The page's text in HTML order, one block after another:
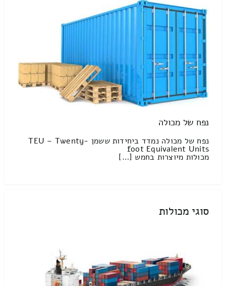
נפח של מכולה
נפח של מכולה נמדד ביחידות ששמן TEU – Twenty-
foot Equivalent Units
מכולות מיוצרות בחמש […]
סוגי מכולות